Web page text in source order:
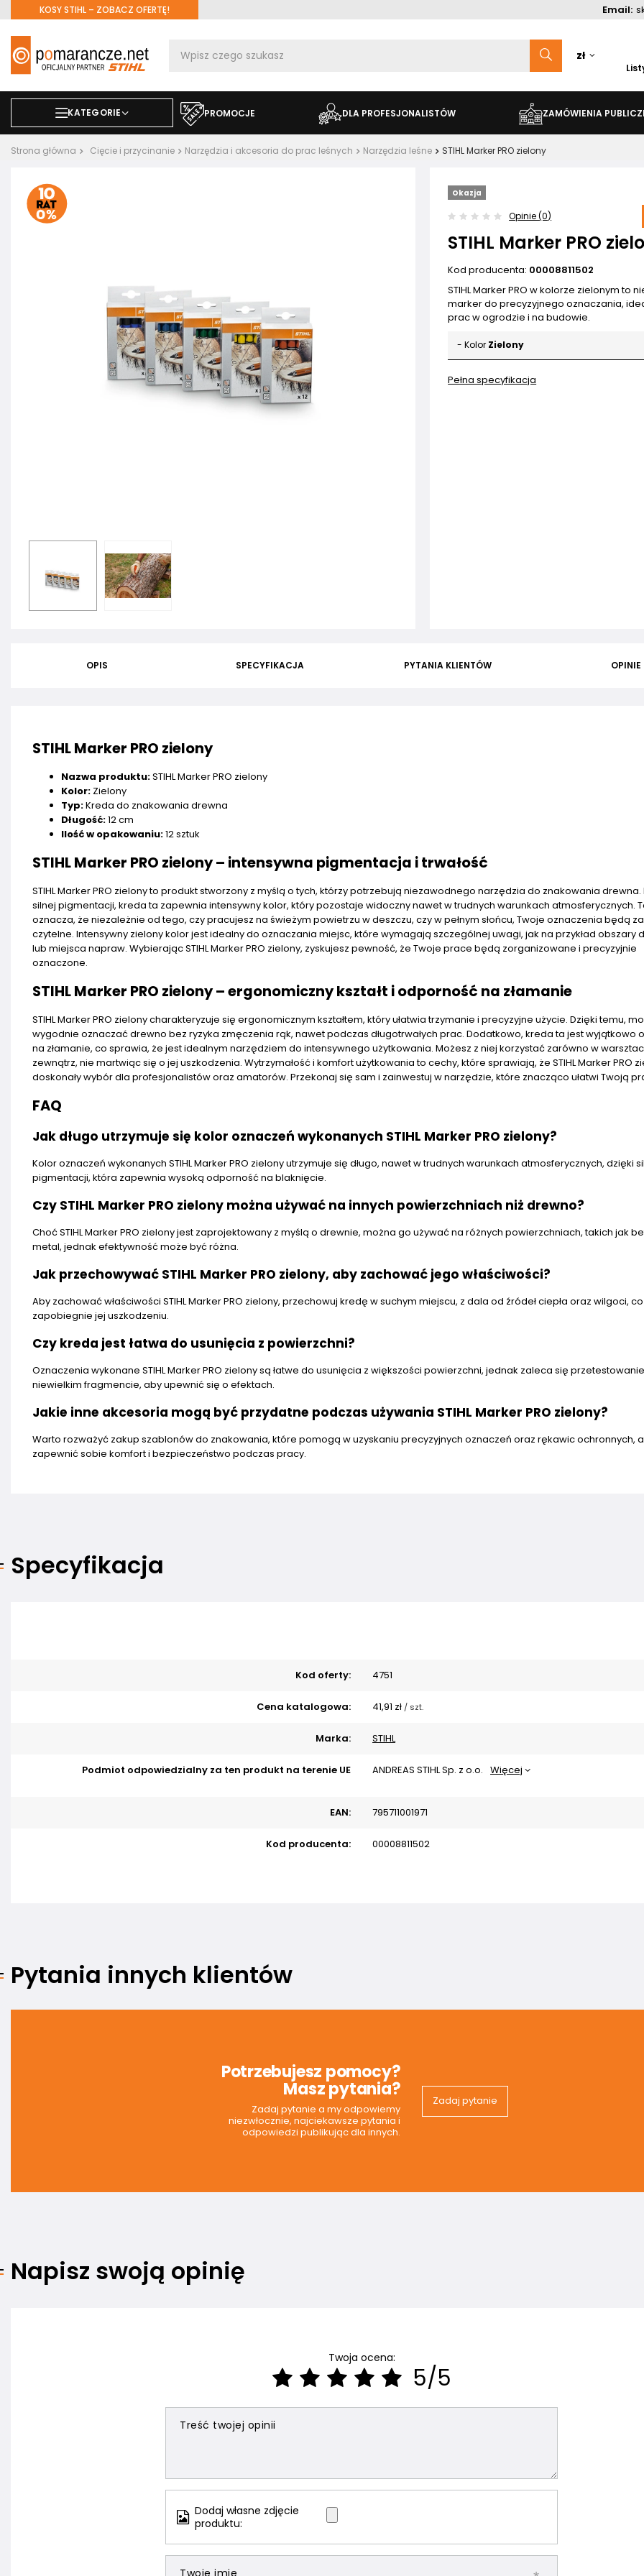
KOSY STIHL – ZOBACZ OFERTĘ! Email:
zł
KATEGORIE PROMOCJE DLA PROFESJONALISTÓW ZAMÓWIENIA
Strona główna Cięcie i przycinanie Narzędzia i akcesoria do prac leśnych Narzędzia leśne STIHL Marker PRO zielony
Okazja
Opinie (0)
STIHL Marker PRO
Kod producenta: 00008811502
STIHL Marker PRO w kolorze zielonym to
marker do precyzyjnego oznaczania,
prac w ogrodzie i na budowie.
- Kolor Zielony
Pełna specyfikacja
OPIS SPECYFIKACJA PYTANIA KLIENTÓW OPINIE
STIHL Marker PRO zielony
Nazwa produktu:STIHL Marker PRO zielony
Kolor: Zielony
Typ:Kreda do znakowania drewna
Długość:12 cm
Ilość w opakowaniu:12 sztuk
STIHL Marker PRO zielony – intensywna pigmentacja i trwałość
STIHL Marker PRO zielony to produkt stworzony z myślą o tych, którzy potrzebują niezawodnego narzędzia do znakowania drewna.
silnej pigmentacji, kreda ta zapewnia intensywny kolor, który pozostaje widoczny nawet w trudnych warunkach atmosferycznych.
oznacza, że niezależnie od tego, czy pracujesz na świeżym powietrzu w deszczu, czy w pełnym słońcu, Twoje oznaczenia będą
czytelne. Intensywny zielony kolor jest idealny do oznaczania miejsc, które wymagają szczególnej uwagi, jak na przykład obszary
lub miejsca napraw. Wybierając STIHL Marker PRO zielony, zyskujesz pewność, że Twoje prace będą zorganizowane i precyzyjnie
oznaczone.
STIHL Marker PRO zielony – ergonomiczny kształt i odporność na złamanie
STIHL Marker PRO zielony charakteryzuje się ergonomicznym kształtem, który ułatwia trzymanie i precyzyjne użycie. Dzięki temu,
wygodnie oznaczać drewno bez ryzyka zmęczenia rąk, nawet podczas długotrwałych prac. Dodatkowo, kreda ta jest wyjątkowo
na złamanie, co sprawia, że jest idealnym narzędziem do intensywnego użytkowania. Możesz z niej korzystać zarówno w
zewnątrz, nie martwiąc się o jej uszkodzenia. Wytrzymałość i komfort użytkowania to cechy, które sprawiają, że STIHL Marker PRO
doskonały wybór dla profesjonalistów oraz amatorów. Przekonaj się sam i zainwestuj w narzędzie, które znacząco ułatwi Twoją
FAQ
Jak długo utrzymuje się kolor oznaczeń wykonanych STIHL Marker PRO zielony?
Kolor oznaczeń wykonanych STIHL Marker PRO zielony utrzymuje się długo, nawet w trudnych warunkach atmosferycznych, dzięki
pigmentacji, która zapewnia wysoką odporność na blaknięcie.
Czy STIHL Marker PRO zielony można używać na innych powierzchniach niż drewno?
Choć STIHL Marker PRO zielony jest zaprojektowany z myślą o drewnie, można go używać na różnych powierzchniach, takich jak
metal, jednak efektywność może być różna.
Jak przechowywać STIHL Marker PRO zielony, aby zachować jego właściwości?
Aby zachować właściwości STIHL Marker PRO zielony, przechowuj kredę w suchym miejscu, z dala od źródeł ciepła oraz wilgoci, co
zapobiegnie jej uszkodzeniu.
Czy kreda jest łatwa do usunięcia z powierzchni?
Oznaczenia wykonane STIHL Marker PRO zielony są łatwe do usunięcia z większości powierzchni, jednak zaleca się
niewielkim fragmencie, aby upewnić się o efektach.
Jakie inne akcesoria mogą być przydatne podczas używania STIHL Marker PRO zielony?
Warto rozważyć zakup szablonów do znakowania, które pomogą w uzyskaniu precyzyjnych oznaczeń oraz rękawic ochronnych,
zapewnić sobie komfort i bezpieczeństwo podczas pracy.
Specyfikacja
Kod oferty: 4751
Cena katalogowa: 41,91 zł / szt.
Marka: STIHL
Podmiot odpowiedzialny za ten produkt na terenie UE ANDREAS STIHL Sp. z o.o. Więcej
EAN: 795711001971
Kod producenta: 00008811502
Pytania innych klientów
Potrzebujesz pomocy?
Masz pytania?
Zadaj pytanie a my odpowiemy
niezwłocznie, najciekawsze pytania i
odpowiedzi publikując dla innych.
Zadaj pytanie
Napisz swoją opinię
Twoja ocena:
5/5
Treść twojej opinii
Dodaj własne zdjęcie
produktu:
Twoje imię